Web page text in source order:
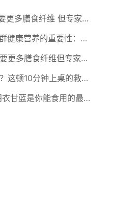
大多数人需要更多膳食纤维 但专家对"纤维过量"提出警告
肠道微生物群健康营养的重要性：全面指南
大多数人需要更多膳食纤维但专家对"纤维最大化"趋势表示谨慎
外卖吃腻了？这顿10分钟上桌的救命饭为啥火了
根据科学 羽衣甘蓝是你能食用的最健康食物之一